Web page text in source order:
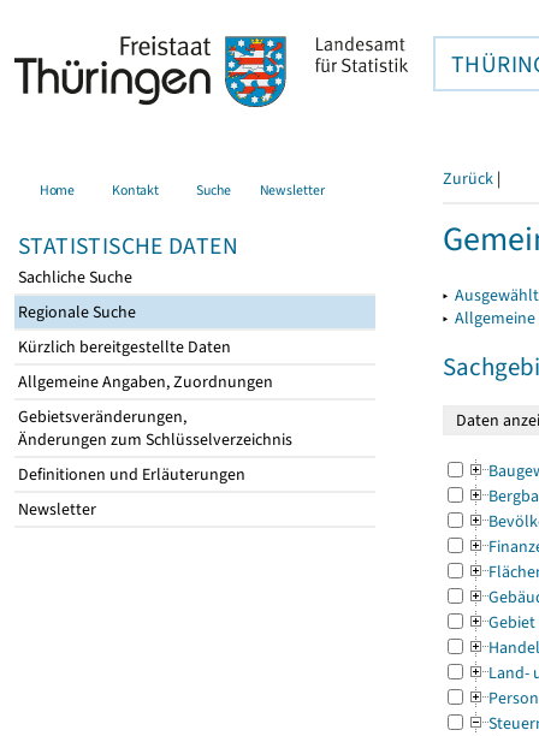
Home Kontakt Suche Newsletter
STATISTISCHE DATEN
Sachliche Suche
Regionale Suche
Kürzlich bereitgestellte Daten
Allgemeine Angaben, Zuordnungen
Gebietsveränderungen,
Änderungen zum Schlüsselverzeichnis
Definitionen und Erläuterungen
Newsletter
Zurück |
▸
▸
Gebiet
Land-